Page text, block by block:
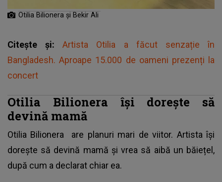
Otilia Bilionera și Bekir Ali
Citește și:Artista Otilia a făcut senzație în
Bangladesh. Aproape 15.000 de oameni prezenți la
concert
Otilia Bilionera își dorește să
devină mamă
Otilia Bilionera
are planuri mari de viitor. Artista își
dorește să devină mamă și vrea să aibă un băiețel,
după cum a declarat chiar ea.